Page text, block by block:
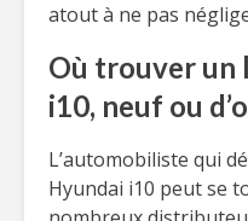
atout à ne pas
Où trouver un
i10, neuf ou
L’automobiliste qui
Hyundai i10 peut se